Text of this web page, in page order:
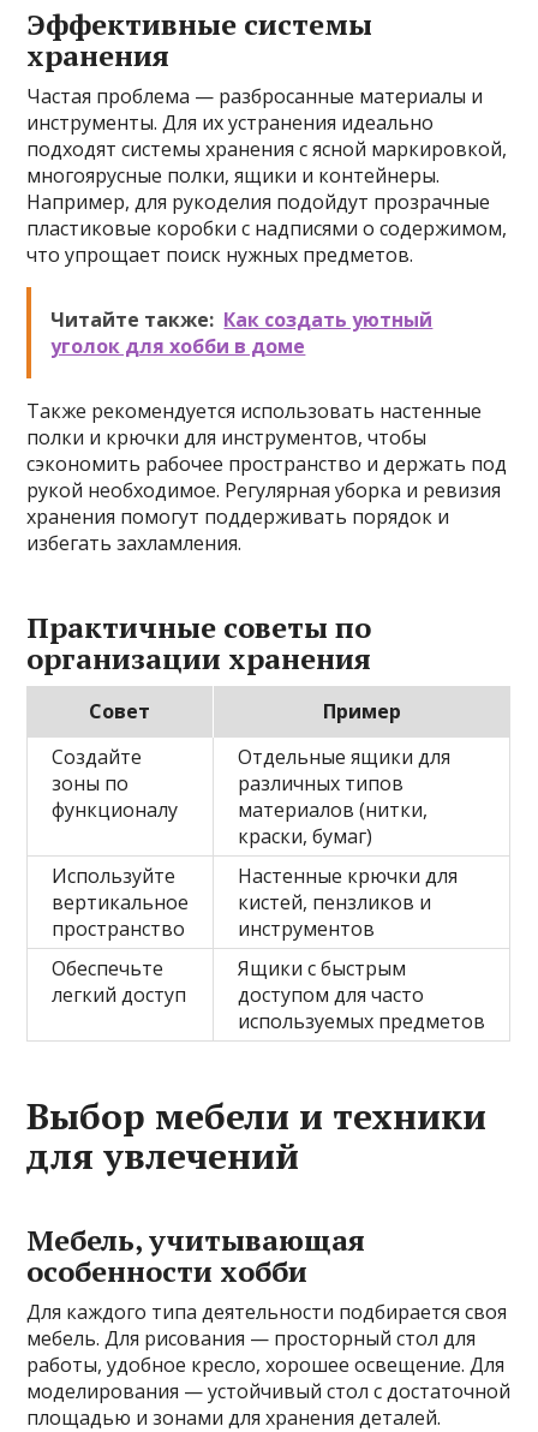
Эффективные системы
хранения
Частая проблема — разбросанные материалы и
инструменты. Для их устранения идеально
подходят системы хранения с ясной маркировкой,
многоярусные полки, ящики и контейнеры.
Например, для рукоделия подойдут прозрачные
пластиковые коробки с надписями о содержимом,
что упрощает поиск нужных предметов.
Читайте также: Как создать уютный
уголок для хобби в доме
Также рекомендуется использовать настенные
полки и крючки для инструментов, чтобы
сэкономить рабочее пространство и держать под
рукой необходимое. Регулярная уборка и ревизия
хранения помогут поддерживать порядок и
избегать захламления.
Практичные советы по
организации хранения
Совет
Пример
Создайте
зоны по
функционалу
Отдельные ящики для
различных типов
материалов (нитки,
краски, бумаг)
Используйте
вертикальное
пространство
Настенные крючки для
кистей, пензликов и
инструментов
Обеспечьте
легкий доступ
Ящики с быстрым
доступом для часто
используемых предметов
Выбор мебели и техники
для увлечений
Мебель, учитывающая
особенности хобби
Для каждого типа деятельности подбирается своя
мебель. Для рисования — просторный стол для
работы, удобное кресло, хорошее освещение. Для
моделирования — устойчивый стол с достаточной
площадью и зонами для хранения деталей.